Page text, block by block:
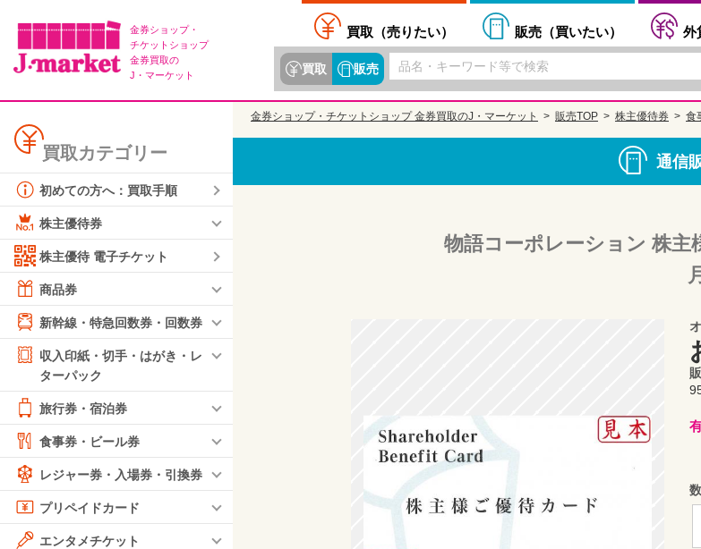
金券ショップ・
チケットショップ
金券買取の
J・マーケット
買取（売りたい） 販売（買いたい） 外
買取 販売
買取カテゴリー
初めての方へ：買取手順
株主優待券
株主優待 電子チケット
商品券
新幹線・特急回数券・回数券
収入印紙・切手・はがき・レ
ターパック
旅行券・宿泊券
食事券・ビール券
レジャー券・入場券・引換券
プリペイドカード
エンタメチケット
金券ショップ・チケットショップ 金券買取のJ・マーケット 販売TOP 株主優待券 食
通信
物語コーポレーション 株